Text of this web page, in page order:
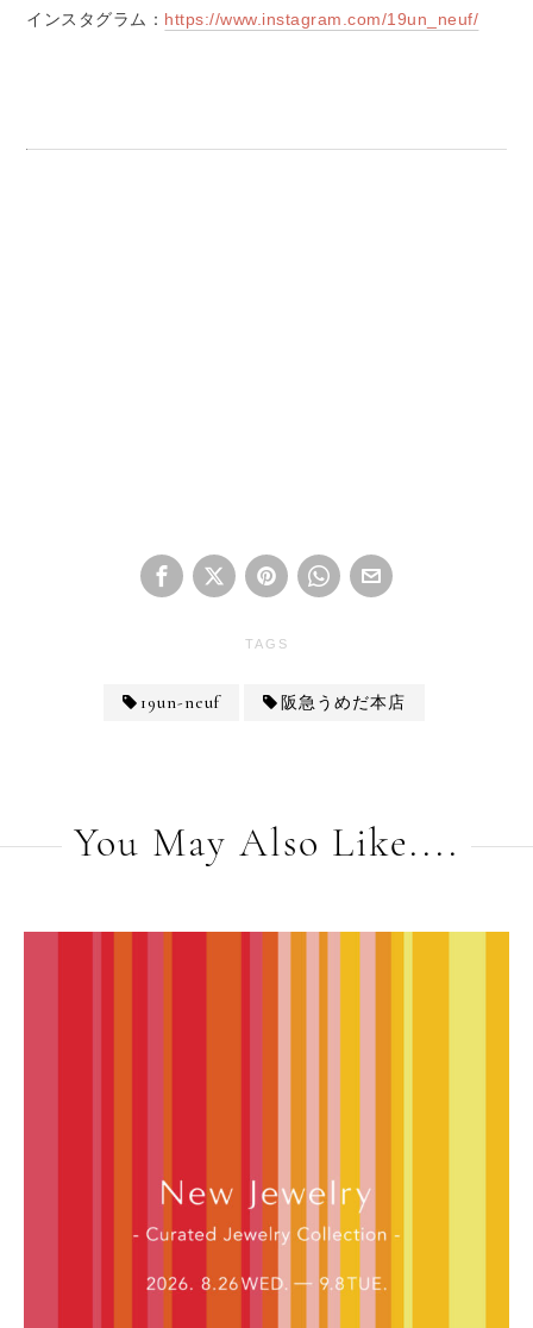
インスタグラム： https://www.instagram.com/19un_neuf/
TAGS
19un-neuf 阪急うめだ本店
You May Also Like....